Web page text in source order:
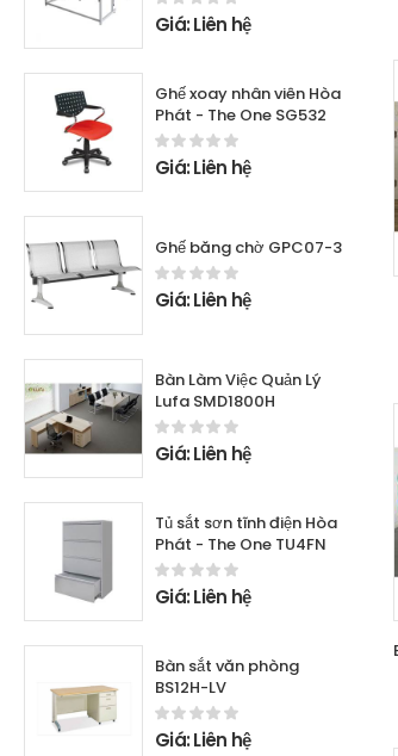
Giá: Liên hệ
Ghế xoay nhân viên Hòa
Phát - The One SG532
Giá: Liên hệ
Ghế băng chờ GPC07-3
Giá: Liên hệ
Bàn Làm Việc Quản Lý
Lufa SMD1800H
Giá: Liên hệ
Tủ sắt sơn tĩnh điện Hòa
Phát - The One TU4FN
Giá: Liên hệ
Bàn sắt văn phòng
BS12H-LV
Giá: Liên hệ